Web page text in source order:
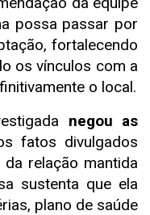
possa passar por
fortalecendo
os vínculos com a
o local.
negou as
fatos divulgados
relação mantida
sustenta que ela
plano de saúde